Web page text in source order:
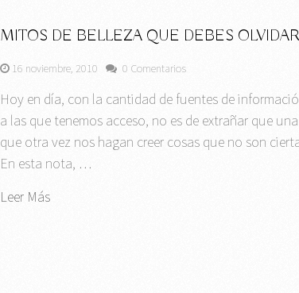
MITOS DE BELLEZA QUE DEBES
16 noviembre, 2010 0 Comentarios
Hoy en día, con la cantidad de fuentes de
a las que tenemos acceso, no es de extrañar que una
que otra vez nos hagan creer cosas que no son
En esta nota, …
Leer Más